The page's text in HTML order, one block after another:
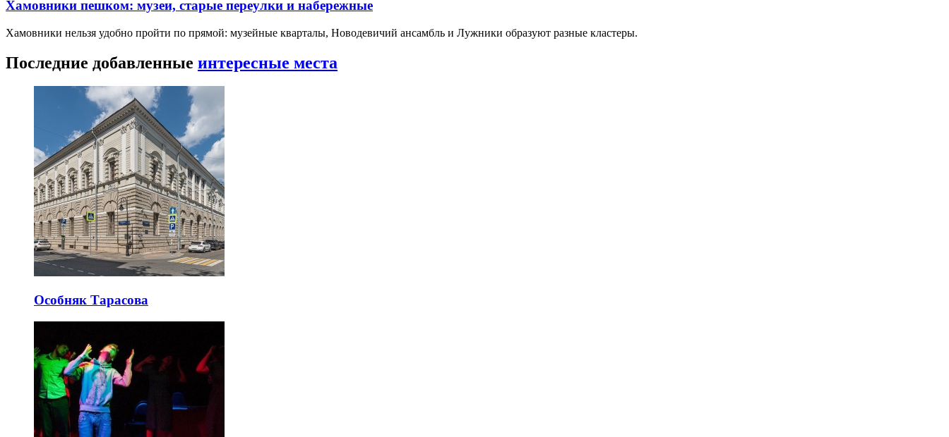
Хамовники пешком: музеи, старые переулки и набережные
Хамовники нельзя удобно пройти по прямой: музейные кварталы, Новодевичий ансамбль и Лужники образуют разные кластеры.
Последние добавленные интересные места
Особняк Тарасова